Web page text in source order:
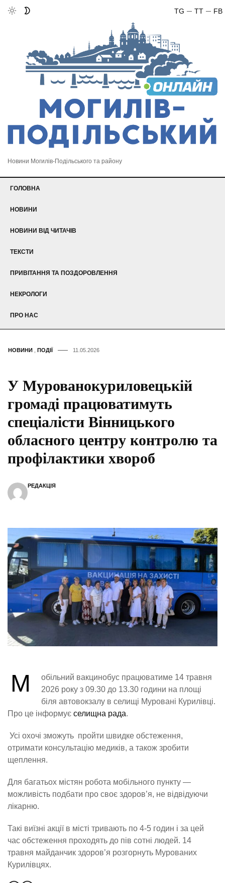
FB
TT
TG
Новини Могилів-Подільського та району
ГОЛОВНА
НОВИНИ
НОВИНИ ВІД ЧИТАЧІВ
ТЕКСТИ
ПРИВІТАННЯ ТА ПОЗДОРОВЛЕННЯ
НЕКРОЛОГИ
ПРО НАС
НОВИНИ ПОДІЇ 11.05.2026
У Мурованокуриловецькій
громаді працюватимуть
спеціалісти Вінницького
обласного центру контролю та
профілактики хвороб
РЕДАКЦІЯ
М
обільний вакцинобус працюватиме 14 травня
2026 року з 09.30 до 13.30 години на площі
біля автовокзалу в селищі Муровані Курилівці.
Про це інформує селищна рада.
Усі охочі зможуть пройти швидке обстеження,
отримати консультацію медиків, а також зробити
щеплення.
Для багатьох містян робота мобільного пункту —
можливість подбати про своє здоров’я, не відвідуючи
лікарню.
Такі виїзні акції в місті тривають по 4-5 годин і за цей
час обстеження проходять до пів сотні людей. 14
травня майданчик здоров’я розгорнуть Мурованих
Курилівцях.